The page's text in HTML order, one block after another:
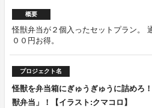
概要
怪獣弁当が２個入ったセットプラン。
００円お得。
プロジェクト名
怪獣を弁当箱にぎゅうぎゅうに詰めろ
獣弁当」！【イラスト:クマコロ】